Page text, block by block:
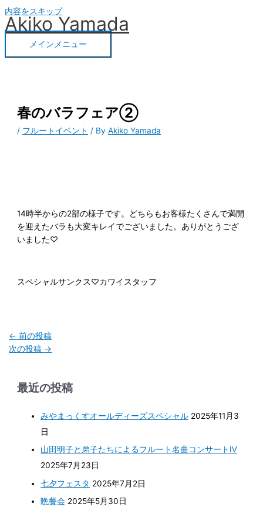
内容をスキップ
Akiko Yamada
メインメニュー
春のバラフェア②
/ フルートイベント / ByAkiko Yamada
14時半からの2部の様子です。どちらもお客様たくさんで満開
を迎えたバラも大変キレイでございました。ありがとうござ
いました♡
スペシャルサンクス♡カワイスタッフ
← 前の投稿
次の投稿 →
最近の投稿
みやまっくすオールディーズスペシャル 2025年11月3
日
山田明子と弟子たちによるフルート名曲コンサートⅣ
2025年7月23日
七夕フェスタ 2025年7月2日
晩餐会 2025年5月30日